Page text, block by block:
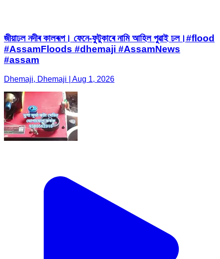
জীয়াঢল নদীৰ কালৰূপ। ফেনে-ফুটুকাৰে নামি আহিল পুৱাই ঢল।#flood
#AssamFloods #dhemaji #AssamNews
#assam
Dhemaji, Dhemaji | Aug 1, 2026